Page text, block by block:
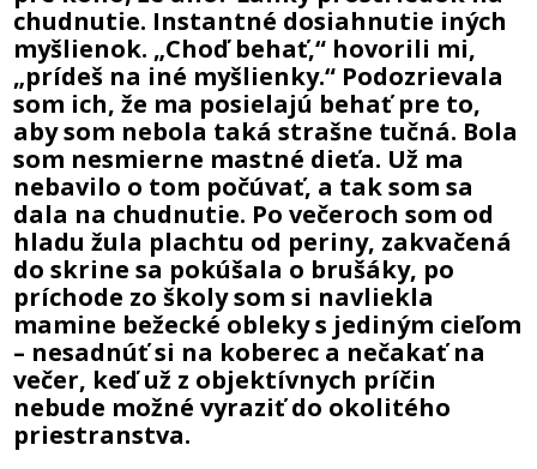
chudnutie. Instantné dosiahnutie iných
myšlienok. „Choď behať,“ hovorili mi,
„prídeš na iné myšlienky.“ Podozrievala
som ich, že ma posielajú behať pre to,
aby som nebola taká strašne tučná. Bola
som nesmierne mastné dieťa. Už ma
nebavilo o tom počúvať, a tak som sa
dala na chudnutie. Po večeroch som od
hladu žula plachtu od periny, zakvačená
do skrine sa pokúšala o brušáky, po
príchode zo školy som si navliekla
mamine bežecké obleky s jediným cieľom
– nesadnúť si na koberec a nečakať na
večer, keď už z objektívnych príčin
nebude možné vyraziť do okolitého
priestranstva.